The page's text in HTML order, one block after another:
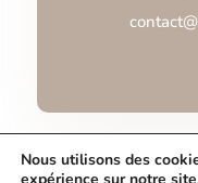
Nous utilisons des